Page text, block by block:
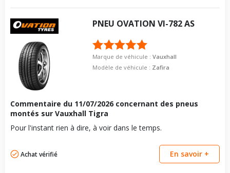
PNEU OVATION VI-782 AS
Marque de véhicule : Vauxhall
Modèle de véhicule : Zafira
Commentaire du 11/07/2026 concernant des pneus
montés sur Vauxhall Tigra
Pour l'instant rien à dire, à voir dans le temps.
Achat vérifié En savoir +